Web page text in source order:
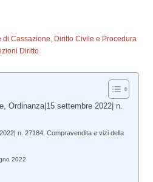
di Cassazione, Diritto Civile e Procedura
Diritto
Ordinanza|15 settembre 2022| n.
n. 27184. Compravendita e vizi della
2022